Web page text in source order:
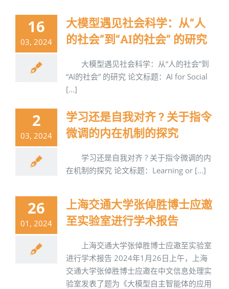
16
03, 2024
大模型遇见社会科学：从“人
的社会”到“AI的社会” 的研究
大模型遇见社会科学：从“人的社会”到
“AI的社会” 的研究 论文标题：AI for Social
[...]
2
03, 2024
学习还是自我对齐 ? 关于指令
微调的内在机制的探究
学习还是自我对齐 ? 关于指令微调的内
在机制的探究 论文标题：Learning or [...]
26
01, 2024
上海交通大学张倬胜博士应邀
至实验室进行学术报告
上海交通大学张倬胜博士应邀至实验室
进行学术报告 2024年1月26日上午，上海
交通大学张倬胜博士应邀在中文信息处理实
验室发表了题为《大模型自主智能体的应用